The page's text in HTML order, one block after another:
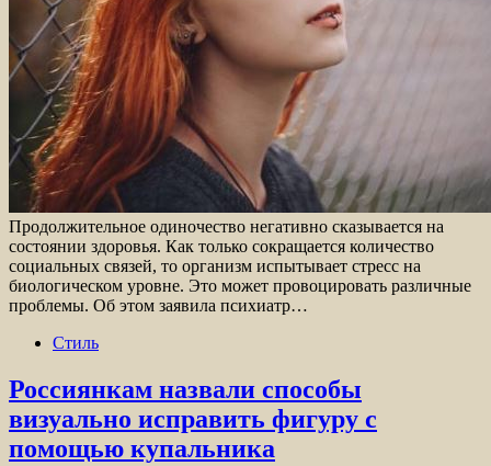
Продолжительное одиночество негативно сказывается на
состоянии здоровья. Как только сокращается количество
социальных связей, то организм испытывает стресс на
биологическом уровне. Это может провоцировать различные
проблемы. Об этом заявила психиатр…
Стиль
Россиянкам назвали способы
визуально исправить фигуру с
помощью купальника